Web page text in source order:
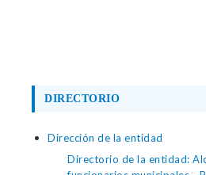
DIRECTORIO
Dirección de la entidad
Directorio de la entidad: